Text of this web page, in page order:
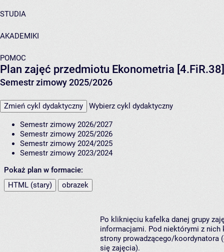
STUDIA
AKADEMIKI
POMOC
Plan zajęć przedmiotu Ekonometria [4.FiR.38]
Semestr zimowy 2025/2026
Zmień cykl dydaktyczny Wybierz cykl dydaktyczny
Semestr zimowy 2026/2027
Semestr zimowy 2025/2026
Semestr zimowy 2024/2025
Semestr zimowy 2023/2024
Pokaż plan w formacie:
HTML (stary)
obrazek
Po kliknięciu kafelka danej grupy
informacjami. Pod niektórymi z nich
strony prowadzącego/koordynatora
się zajęcia).